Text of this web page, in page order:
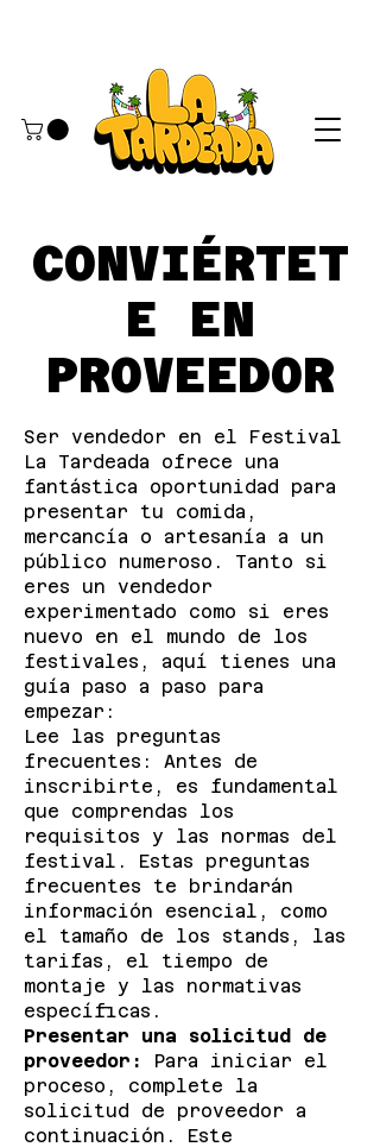
CONVIÉRTET
E EN
PROVEEDOR
Ser vendedor en el Festival
La Tardeada ofrece una
fantástica oportunidad para
presentar tu comida,
mercancía o artesanía a un
público numeroso. Tanto si
eres un vendedor
experimentado como si eres
nuevo en el mundo de los
festivales, aquí tienes una
guía paso a paso para
empezar:
Lee las preguntas
frecuentes: Antes de
inscribirte, es fundamental
que comprendas los
requisitos y las normas del
festival. Estas preguntas
frecuentes te brindarán
información esencial, como
el tamaño de los stands, las
tarifas, el tiempo de
montaje y las normativas
específicas.
Presentar una solicitud de
proveedor:
Para iniciar el
proceso, complete la
solicitud de proveedor a
continuación. Este